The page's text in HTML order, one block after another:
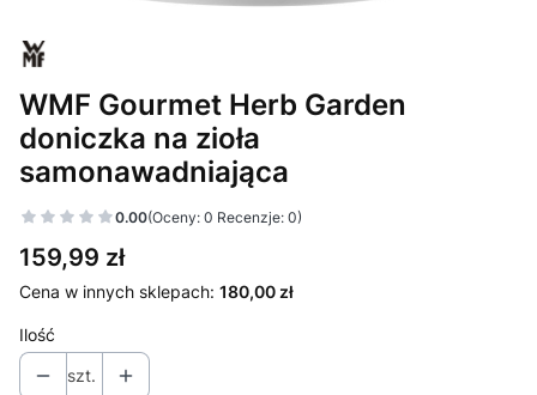
WMF Gourmet Herb Garden
doniczka na zioła
samonawadniająca
0.00(Oceny: 0 Recenzje: 0)
Cena
159,99 zł
Cena w innych sklepach: 180,00 zł
Ilość
szt.